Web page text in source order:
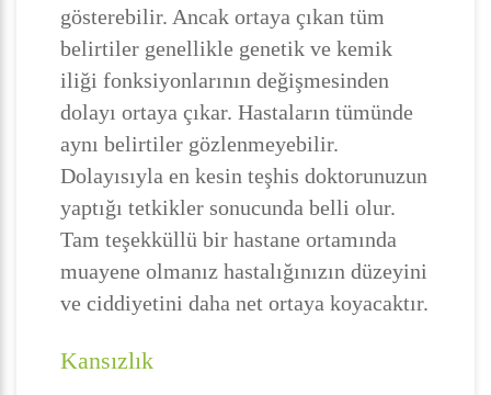
gösterebilir. Ancak ortaya çıkan tüm
belirtiler genellikle genetik ve kemik
iliği fonksiyonlarının değişmesinden
dolayı ortaya çıkar. Hastaların tümünde
aynı belirtiler gözlenmeyebilir.
Dolayısıyla en kesin teşhis doktorunuzun
yaptığı tetkikler sonucunda belli olur.
Tam teşekküllü bir hastane ortamında
muayene olmanız hastalığınızın düzeyini
ve ciddiyetini daha net ortaya koyacaktır.
Kansızlık